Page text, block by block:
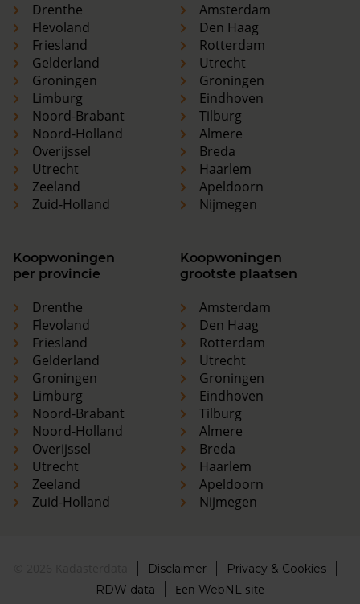
Drenthe
Flevoland
Friesland
Gelderland
Groningen
Limburg
Noord-Brabant
Noord-Holland
Overijssel
Utrecht
Zeeland
Zuid-Holland
Amsterdam
Den Haag
Rotterdam
Utrecht
Groningen
Eindhoven
Tilburg
Almere
Breda
Haarlem
Apeldoorn
Nijmegen
Koopwoningen
per provincie
Drenthe
Flevoland
Friesland
Gelderland
Groningen
Limburg
Noord-Brabant
Noord-Holland
Overijssel
Utrecht
Zeeland
Zuid-Holland
Koopwoningen
grootste plaatsen
Amsterdam
Den Haag
Rotterdam
Utrecht
Groningen
Eindhoven
Tilburg
Almere
Breda
Haarlem
Apeldoorn
Nijmegen
Disclaimer
Privacy & Cookies
RDW data
Een WebNL site